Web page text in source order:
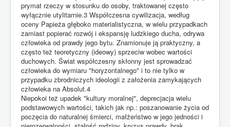
prymat rzeczy w stosunku do osoby, traktowanej często
wyłącznie utylitarnie.3 Współczesna cywilizacja, według
oceny Papieża głęboko materialistyczna, w wielu przypadkach
zamiast popierać rozwój i ekspansję ludzkiego ducha, odrywa
człowieka od prawdy jego bytu. Znamionuje ją praktyczny, a
często też teoretyczny (ideowy) sprzeciw wobec wartości
duchowych. Świat współczesny skłonny jest sprowadzać
człowieka do wymiaru "horyzontalnego" i to nie tylko w
przypadku zbrodniczych ideologii z założenia zamykających
człowieka na Absolut.4
Niepokoi też upadek "kultury moralnej", deprecjacja wielu
podstawowych wartości, takich jak np.: poszanowanie życia od
poczęcia do naturalnej śmierci, małżeństwo w jego jedności i